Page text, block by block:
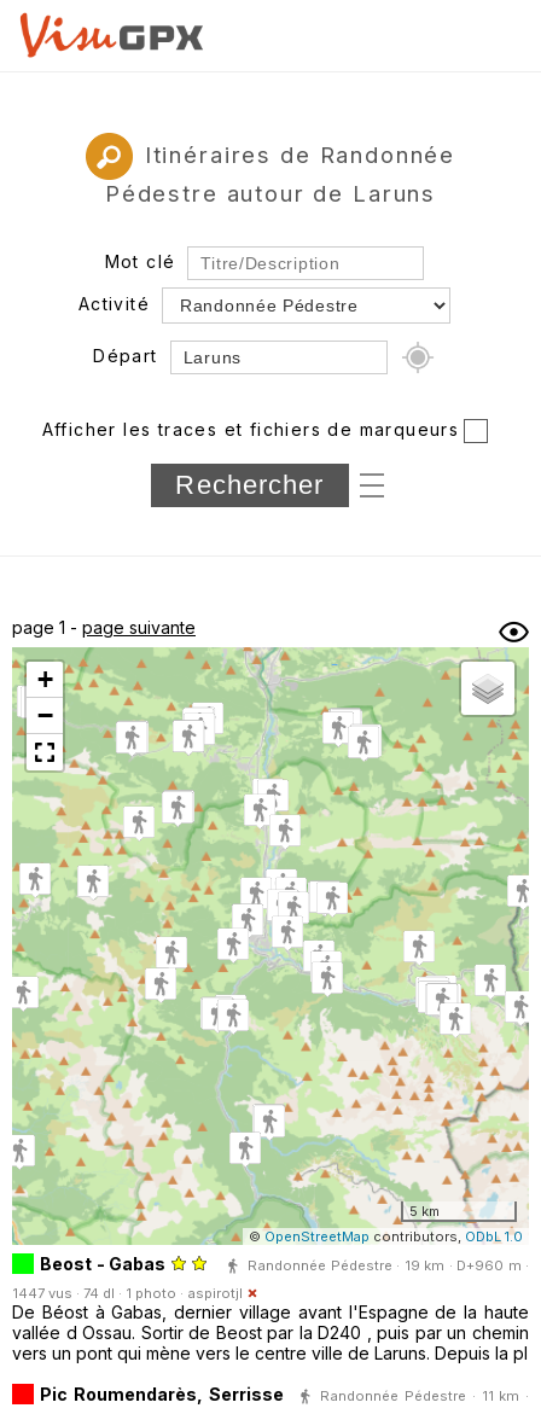
Itinéraires de Randonnée
Pédestre autour de Laruns
Mot clé
Activité
Départ
Département
Longueur min/max
sous-dossiers
Trier par
Horodatage Photos
Afficher les traces et fichiers de marqueurs
page 1 - page suivante
+
−
5 km
© OpenStreetMap contributors, ODbL 1.0
Beost - Gabas
Randonnée Pédestre · 19 km · D+960 m ·
1447 vus · 74 dl · 1 photo · aspirotjl
De Béost à Gabas, dernier village avant l'Espagne de la haute
vallée d Ossau. Sortir de Beost par la D240 , puis par un chemin
vers un pont qui mène vers le centre ville de Laruns. Depuis la pl
Pic Roumendarès, Serrisse
Randonnée Pédestre · 11 km ·